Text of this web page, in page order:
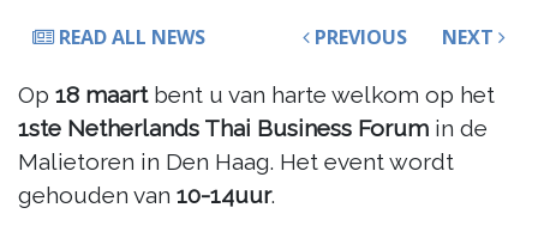
READ ALL NEWS PREVIOUS NEXT
Op 18 maartbent u van harte welkom op het
1ste Netherlands Thai Business Forum in de
Malietoren in Den Haag. Het event wordt
gehouden van 10-14uur.